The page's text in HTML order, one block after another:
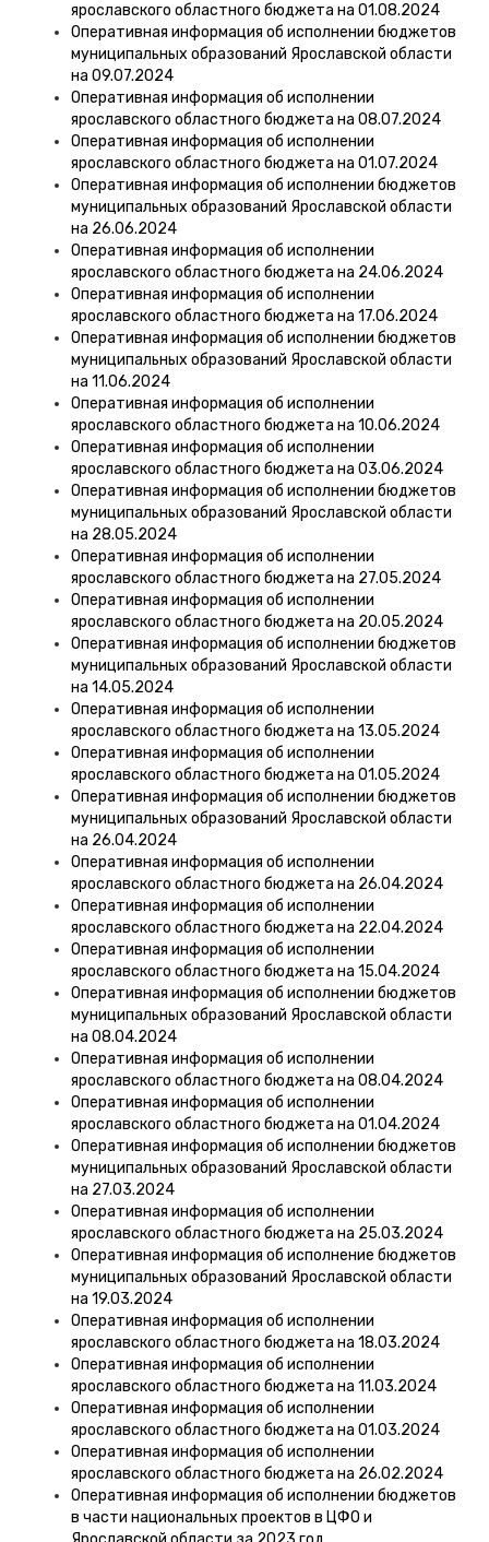
ярославского областного бюджета на 01.08.2024
Оперативная информация об исполнении бюджетов
муниципальных образований Ярославской области
на 09.07.2024
Оперативная информация об исполнении
ярославского областного бюджета на 08.07.2024
Оперативная информация об исполнении
ярославского областного бюджета на 01.07.2024
Оперативная информация об исполнении бюджетов
муниципальных образований Ярославской области
на 26.06.2024
Оперативная информация об исполнении
ярославского областного бюджета на 24.06.2024
Оперативная информация об исполнении
ярославского областного бюджета на 17.06.2024
Оперативная информация об исполнении бюджетов
муниципальных образований Ярославской области
на 11.06.2024
Оперативная информация об исполнении
ярославского областного бюджета на 10.06.2024
Оперативная информация об исполнении
ярославского областного бюджета на 03.06.2024
Оперативная информация об исполнении бюджетов
муниципальных образований Ярославской области
на 28.05.2024
Оперативная информация об исполнении
ярославского областного бюджета на 27.05.2024
Оперативная информация об исполнении
ярославского областного бюджета на 20.05.2024
Оперативная информация об исполнении бюджетов
муниципальных образований Ярославской области
на 14.05.2024
Оперативная информация об исполнении
ярославского областного бюджета на 13.05.2024
Оперативная информация об исполнении
ярославского областного бюджета на 01.05.2024
Оперативная информация об исполнении бюджетов
муниципальных образований Ярославской области
на 26.04.2024
Оперативная информация об исполнении
ярославского областного бюджета на 26.04.2024
Оперативная информация об исполнении
ярославского областного бюджета на 22.04.2024
Оперативная информация об исполнении
ярославского областного бюджета на 15.04.2024
Оперативная информация об исполнении бюджетов
муниципальных образований Ярославской области
на 08.04.2024
Оперативная информация об исполнении
ярославского областного бюджета на 08.04.2024
Оперативная информация об исполнении
ярославского областного бюджета на 01.04.2024
Оперативная информация об исполнении бюджетов
муниципальных образований Ярославской области
на 27.03.2024
Оперативная информация об исполнении
ярославского областного бюджета на 25.03.2024
Оперативная информация об исполнение бюджетов
муниципальных образований Ярославской области
на 19.03.2024
Оперативная информация об исполнении
ярославского областного бюджета на 18.03.2024
Оперативная информация об исполнении
ярославского областного бюджета на 11.03.2024
Оперативная информация об исполнении
ярославского областного бюджета на 01.03.2024
Оперативная информация об исполнении
ярославского областного бюджета на 26.02.2024
Оперативная информация об исполнении бюджетов
в части национальных проектов в ЦФО и